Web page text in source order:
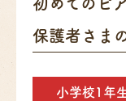
保護者さま
小学校1年